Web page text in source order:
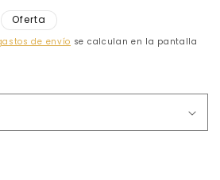
Oferta
de envío se calculan en la pantalla